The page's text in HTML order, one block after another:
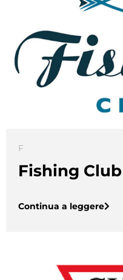
F
Fishing Club
Continua a leggere